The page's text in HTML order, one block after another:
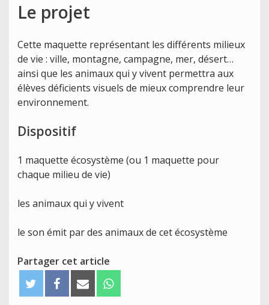
Le projet
Cette maquette représentant les différents milieux
de vie : ville, montagne, campagne, mer, désert…
ainsi que les animaux qui y vivent permettra aux
élèves déficients visuels de mieux comprendre leur
environnement.
Dispositif
1 maquette écosystème (ou 1 maquette pour
chaque milieu de vie)
les animaux qui y vivent
le son émit par des animaux de cet écosystème
Partager cet article
w
a
m
h